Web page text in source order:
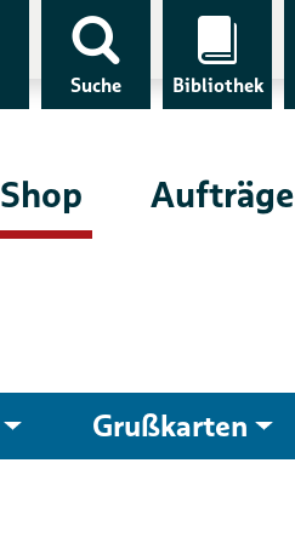
Suche Bibliothek
Shop Aufträge
Grußkarten